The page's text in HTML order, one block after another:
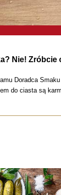
Nie! Zróbcie
Doradca
do ciasta są